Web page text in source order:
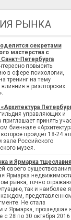
РЫНКА
секретами
мастерства с
Петербурга
повысить
в сфере психологии,
тренинг на тему
в риэлторских
управляющих и
принять
биеннале
которое пройдет 18-24
Российского
музея.
и Ярмарка тщеславия
своего существования
Ярмарка
рынка, точно
так и наиболее
Не стала
и Ярмарка, прошедшая
с 28 по 30 октября 2016